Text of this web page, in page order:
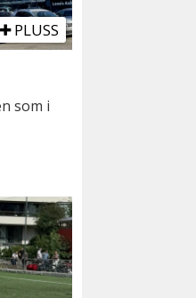
PLUSS
som i